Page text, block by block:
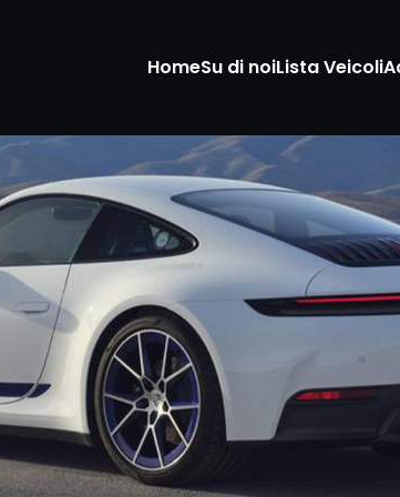
HomeSu di noiLista Veicoli